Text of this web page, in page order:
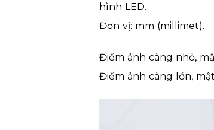
hình LED.
Đơn vị: mm (millimet).
Điểm ảnh càng nhỏ,
Điểm ảnh càng
lớn,